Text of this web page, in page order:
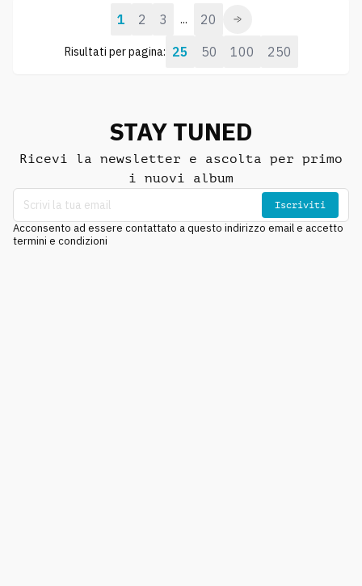
Risultati per pagina: 25 50 100 250
1 2 3 ... 20
STAY TUNED
Ricevi la newsletter e ascolta per primo
i nuovi album
Iscriviti
Acconsento ad essere contattato a questo indirizzo email e accetto
termini e condizioni